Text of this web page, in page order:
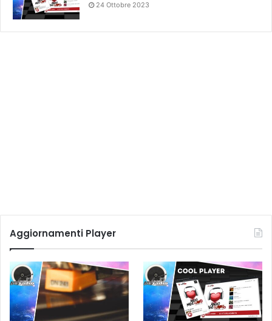
24 Ottobre 2023
Aggiornamenti Player